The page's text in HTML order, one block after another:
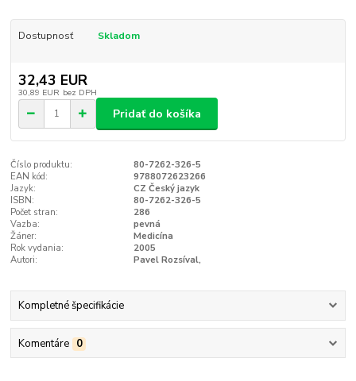
Dostupnosť Skladom
32,43 EUR
30,89 EUR bez DPH
Pridať do košíka
Číslo produktu:
80-7262-326-5
EAN kód:
9788072623266
Jazyk:
CZ Český jazyk
ISBN:
80-7262-326-5
Počet stran:
286
Vazba:
pevná
Žáner:
Medicína
Rok vydania:
2005
Autori:
Pavel Rozsíval,
Kompletné špecifikácie
Komentáre 0